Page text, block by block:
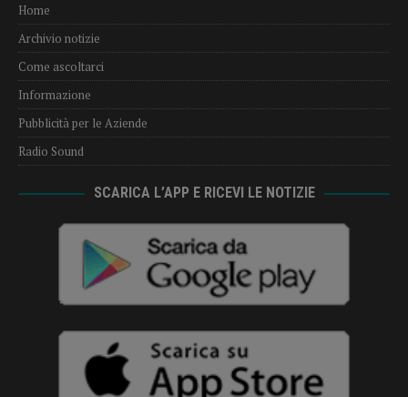
Home
Archivio notizie
Come ascoltarci
Informazione
Pubblicità per le Aziende
Radio Sound
SCARICA L’APP E RICEVI LE NOTIZIE